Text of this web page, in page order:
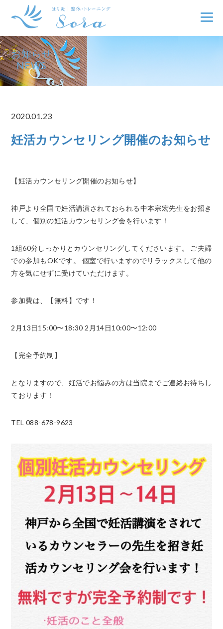
お知らせ
NEWS
2020.01.23
妊活カウンセリング開催のお知らせ
【妊活カウンセリング開催のお知らせ】
神戸より全国で妊活講演されておられる中本宗宏先生をお招き
して、個別の妊活カウンセリング会を行います！
1組60分しっかりとカウンセリングしてくださいます。
ご夫婦
での参加もOKです。
個室で行いますのでリラックスして他の
方を気にせずに受けていただけます。
参加費は、【無料】です！
2月13日15:00〜18:30 2月14日10:00〜12:00
【完全予約制】
となりますので、妊活でお悩みの方は当院までご連絡お待ちし
ております！
TEL 088-678-9623